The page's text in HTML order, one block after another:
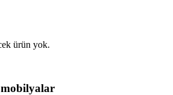
ürün yok.
mobilyalar